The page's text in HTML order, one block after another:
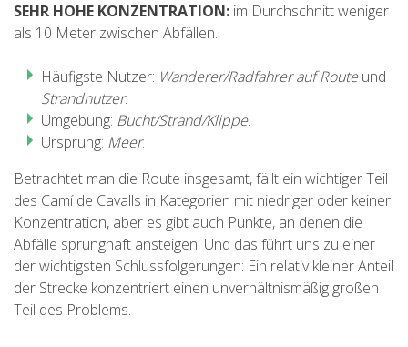
SEHR HOHE KONZENTRATION: im Durchschnitt weniger
als 10 Meter zwischen Abfällen.
Häufigste Nutzer: Wanderer/Radfahrer auf Routeund
Strandnutzer.
Umgebung: Bucht/Strand/Klippe.
Ursprung: Meer.
Betrachtet man die Route insgesamt, fällt ein wichtiger Teil
des Camí de Cavalls in Kategorien mit niedriger oder keiner
Konzentration, aber es gibt auch Punkte, an denen die
Abfälle sprunghaft ansteigen. Und das führt uns zu einer
der wichtigsten Schlussfolgerungen: Ein relativ kleiner Anteil
der Strecke konzentriert einen unverhältnismäßig großen
Teil des Problems.